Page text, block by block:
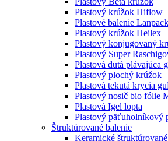
Plastový krúžok Hiflow
Plastové balenie Lanpack
Plastový krúžok Heilex
Plastový konjugovaný
Plastový Super
Plastová dutá plávajúca
Plastový plochý krúžok
Plastová tekutá krycia
Plastový nosič bio fólie
Plastová Igel lopta
Plastový päťuholníkový
Štruktúrované balenie
Keramické